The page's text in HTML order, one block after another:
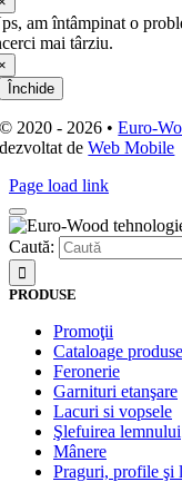
am întâmpinat o
mai târziu.
Închide
© 2020 - 2026 •Euro-
dezvoltat deWeb Mobile
Page load link
Caută:
PRODUSE
Promoţii
Cataloage produse
Feronerie
Garnituri etanşare
Lacuri si vopsele
Şlefuirea lemnului
Mânere
Praguri, profile şi